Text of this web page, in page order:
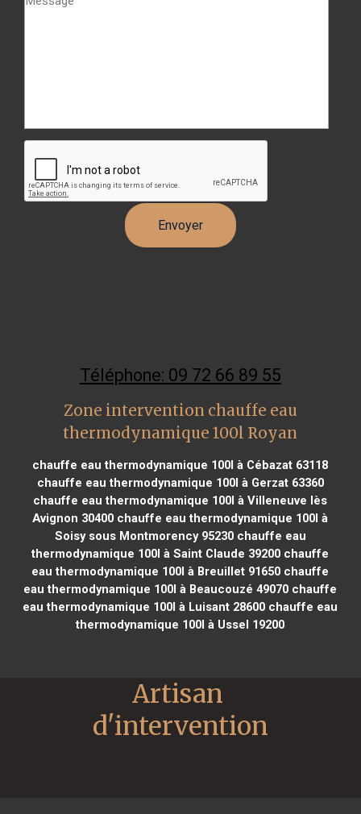
Téléphone: 09 72 66 89 55
Zone intervention chauffe eau
thermodynamique 100l Royan
chauffe eau thermodynamique 100l à Cébazat 63118
chauffe eau thermodynamique 100l à Gerzat 63360
chauffe eau thermodynamique 100l à Villeneuve lès
Avignon 30400 chauffe eau thermodynamique 100l à
Soisy sous Montmorency 95230chauffe eau
thermodynamique 100l à Saint Claude 39200 chauffe
eau thermodynamique 100l à Breuillet 91650 chauffe
eau thermodynamique 100l à Beaucouzé 49070 chauffe
eau thermodynamique 100l à Luisant 28600 chauffe eau
thermodynamique 100l à Ussel 19200
Artisan
d'intervention